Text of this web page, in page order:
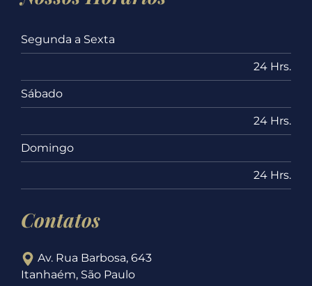
Segunda a Sexta
24 Hrs.
Sábado
24 Hrs.
Domingo
24 Hrs.
Contatos
Av. Rua Barbosa, 643
Itanhaém, São Paulo